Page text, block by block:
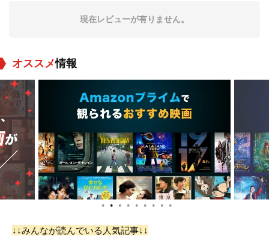
現在レビューが有りません。
オススメ情報
● ● ● ● ● ● ● ● ●
↓↓みんなが読んでいる人気記事↓↓